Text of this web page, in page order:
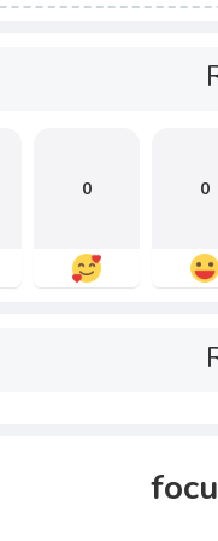
0 0